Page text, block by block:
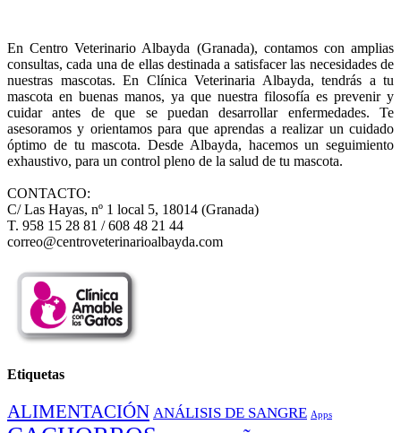
En Centro Veterinario Albayda (Granada), contamos con amplias
consultas, cada una de ellas destinada a satisfacer las necesidades de
nuestras mascotas. En Clínica Veterinaria Albayda, tendrás a tu
mascota en buenas manos, ya que nuestra filosofía es prevenir y
cuidar antes de que se puedan desarrollar enfermedades. Te
asesoramos y orientamos para que aprendas a realizar un cuidado
óptimo de tu mascota. Desde Albayda, hacemos un seguimiento
exhaustivo, para un control pleno de la salud de tu mascota.
CONTACTO:
C/ Las Hayas, nº 1 local 5, 18014 (Granada)
T. 958 15 28 81 / 608 48 21 44
correo@centroveterinarioalbayda.com
Etiquetas
ALIMENTACIÓN ANÁLISIS DE SANGRE Apps